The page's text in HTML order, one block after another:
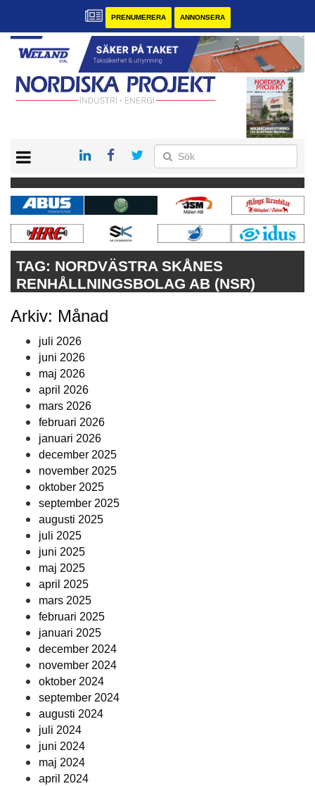
PRENUMERERA ANNONSERA
KONTAKT
VÅRA ANDRA MAGASIN
PRENUMERERA
ANNONSERA
TAG: NORDVÄSTRA SKÅNES
RENHÅLLNINGSBOLAG AB (NSR)
Arkiv: Månad
juli 2026
juni 2026
maj 2026
april 2026
mars 2026
februari 2026
januari 2026
december 2025
november 2025
oktober 2025
september 2025
augusti 2025
juli 2025
juni 2025
maj 2025
april 2025
mars 2025
februari 2025
januari 2025
december 2024
november 2024
oktober 2024
september 2024
augusti 2024
juli 2024
juni 2024
maj 2024
april 2024